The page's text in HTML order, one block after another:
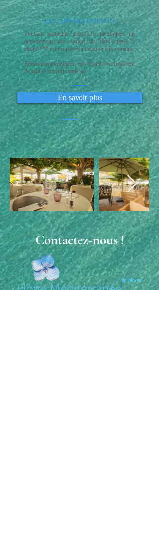
LES APPARTEMENTS
Pouvant accueillir jusqu’à6 personnes, un
appartement tout confort de 55m² classé3
étoiles*** est proposé en location à la semaine.
Entièrement équipées, nos chambres disposent
de tout le confort moderne.
En savoir plus
Contactez-nous !